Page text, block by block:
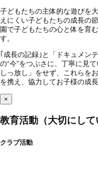
子どもたちの主体的な遊びを
えにくい子どもたちの成長の
園で子どもたちの心と体を育
す。
｢成長の記録｣と「ドキュメン
の“今”をつぶさに、丁寧に見
しっ放し」をせず、これらを
を携え、協力してお子様の成
×
教育活動（大切にして
クラブ活動